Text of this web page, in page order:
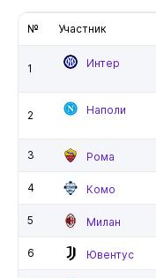
№ Участник
1 Интер
2 Наполи
3 Рома
4 Комо
5 Милан
6 Ювентус